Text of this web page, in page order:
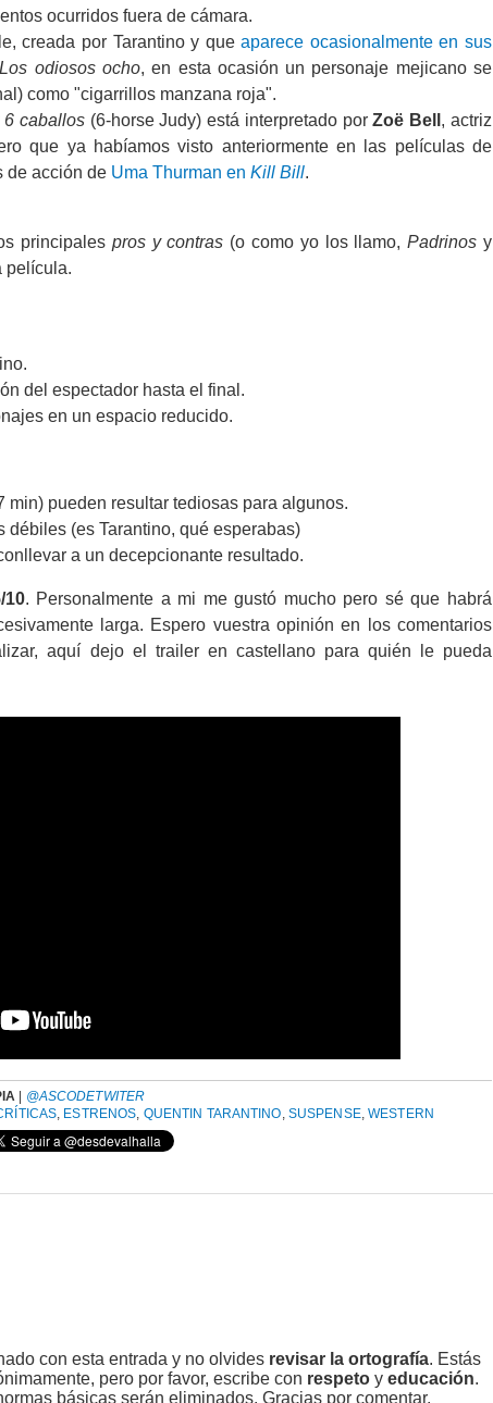
ocurridos fuera de cámara.
creada por Tarantino y queaparece ocasionalmente en sus
Los odiosos ocho, en esta ocasión un personaje mejicano se
como "cigarrillos manzana roja".
6 caballos (6-horse Judy) está interpretado porZoë Bell , actriz
que ya habíamos visto anteriormente en las películas de
de acción de Uma Thurman en Kill Bill.
principales pros y contras (o como yo los llamo,Padrinos y
película.
del espectador hasta el final.
en un espacio reducido.
min) pueden resultar tediosas para algunos.
(es Tarantino, qué esperabas)
a un decepcionante resultado.
10. Personalmente a mi me gustó mucho pero sé que habrá
larga. Espero vuestra opinión en los comentarios
aquí dejo el trailer en castellano para quién le pueda
@ASCODETWITER
, ESTRENOS, QUENTIN TARANTINO, SUSPENSE,WESTERN
con esta entrada y no olvides revisar la ortografía. Estás
pero por favor, escribe con respeto y educación.
básicas serán eliminados. Gracias por comentar.